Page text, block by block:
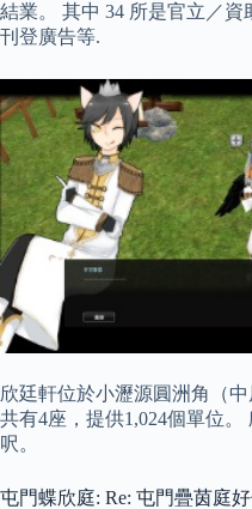
結業。 其中 34 所是官立／
刊登廣告等.
欣廷軒位於小瀝源圓洲角（
共有4座，提供1,024個單位
呎。
屯門蝶欣庭: Re: 屯門疊茵庭